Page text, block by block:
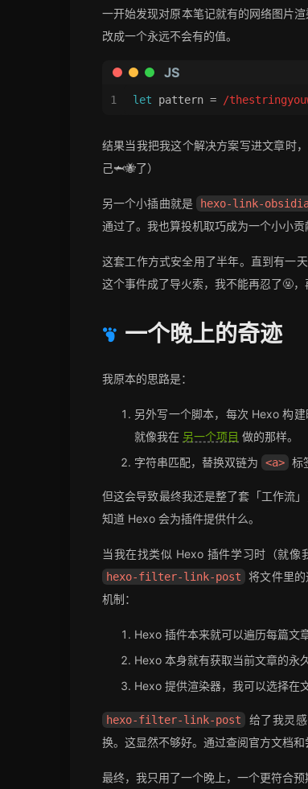
一开始发现对原本笔记就有的网络图片
改成一个永远不会有的值。
JS
1 let pattern = /
结果当我把我这个解决方案写进文章时
己🦈🐝了）
另一个小插曲就是 hexo-link-
通过了。我也算投机取巧成为一个小小
这套工作方式安全用了半年。直到有一
这个事件成了导火索，我不能再忍了🤬，
一个晚上的奇迹
我原本的思路是：
另外写一个脚本，每次 Hexo 构
就像我在 另一个项目 做的那样。
字符串匹配，替换双链为
<a> 标
但这会导致最终我还是整了套「工作流
知道 Hexo 会为插件提供什么。
当我在找类似 Hexo 插件学习时（就
hexo-filter-link-post
将文件里
机制：
Hexo 插件本来就可以遍历每篇文
Hexo 本身就有获取当前文章的永
Hexo 提供渲染器，我可以选择在
hexo-filter-link-post
给了我灵
换。这显然不够好。通过查阅官方文档
最终，我只用了一个晚上，一个更符合预